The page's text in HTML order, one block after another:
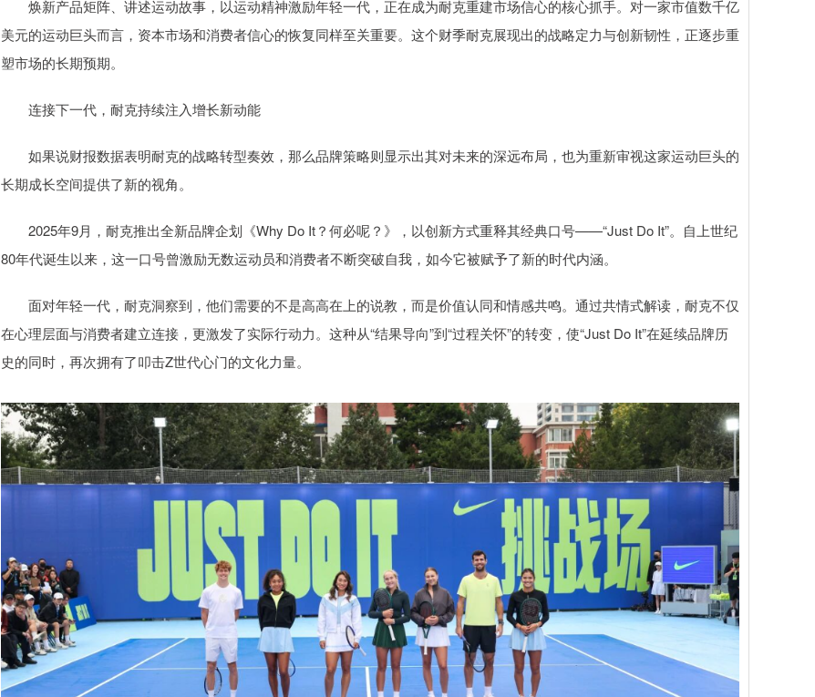
焕新产品矩阵、讲述运动故事，以运动精神激励年轻一代，正在成为耐克重建市场信心的核心抓手。对一家市值数千亿
美元的运动巨头而言，资本市场和消费者信心的恢复同样至关重要。这个财季耐克展现出的战略定力与创新韧性，正逐步重
塑市场的长期预期。
连接下一代，耐克持续注入增长新动能
如果说财报数据表明耐克的战略转型奏效，那么品牌策略则显示出其对未来的深远布局，也为重新审视这家运动巨头的
长期成长空间提供了新的视角。
2025年9月，耐克推出全新品牌企划《Why Do It？何必呢？》，以创新方式重释其经典口号——“Just Do It”。自上世纪
80年代诞生以来，这一口号曾激励无数运动员和消费者不断突破自我，如今它被赋予了新的时代内涵。
面对年轻一代，耐克洞察到，他们需要的不是高高在上的说教，而是价值认同和情感共鸣。通过共情式解读，耐克不仅
在心理层面与消费者建立连接，更激发了实际行动力。这种从“结果导向”到“过程关怀”的转变，使“Just Do It”在延续品牌历
史的同时，再次拥有了叩击Z世代心门的文化力量。